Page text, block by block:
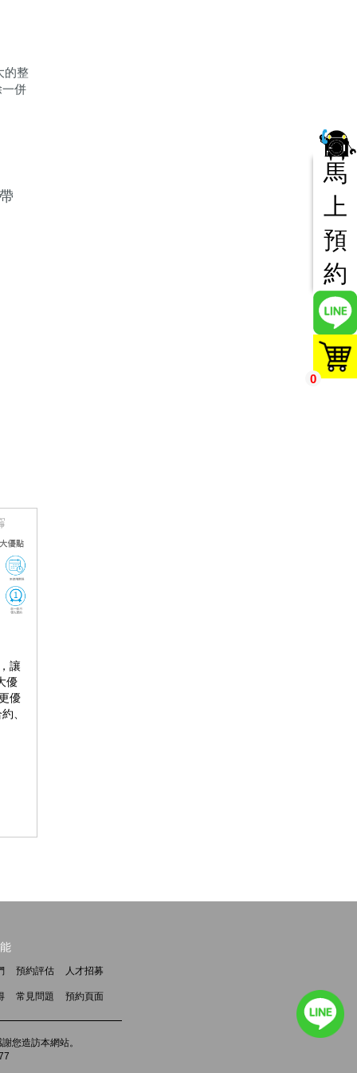
的整
併
讓
優
優
、
馬
上
預
約
0
預約評估 人才招募
常見問題 預約頁面
您造訪本網站。